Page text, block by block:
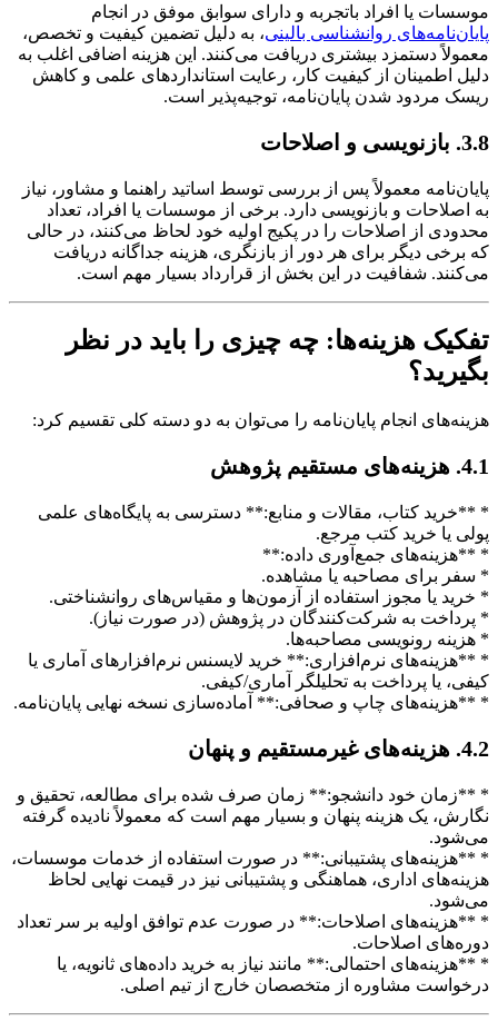
موسسات یا افراد باتجربه و دارای سوابق موفق در انجام
پایان‌نامه‌های روانشناسی بالینی، به دلیل تضمین کیفیت و تخصص،
معمولاً دستمزد بیشتری دریافت می‌کنند. این هزینه اضافی اغلب به
دلیل اطمینان از کیفیت کار، رعایت استانداردهای علمی و کاهش
ریسک مردود شدن پایان‌نامه، توجیه‌پذیر است.
3.8. بازنویسی و اصلاحات
پایان‌نامه معمولاً پس از بررسی توسط اساتید راهنما و مشاور، نیاز
به اصلاحات و بازنویسی دارد. برخی از موسسات یا افراد، تعداد
محدودی از اصلاحات را در پکیج اولیه خود لحاظ می‌کنند، در حالی
که برخی دیگر برای هر دور از بازنگری، هزینه جداگانه دریافت
می‌کنند. شفافیت در این بخش از قرارداد بسیار مهم است.
تفکیک هزینه‌ها: چه چیزی را باید در نظر
بگیرید؟
هزینه‌های انجام پایان‌نامه را می‌توان به دو دسته کلی تقسیم کرد:
4.1. هزینه‌های مستقیم پژوهش
* **خرید کتاب، مقالات و منابع:** دسترسی به پایگاه‌های علمی
پولی یا خرید کتب مرجع.
* **هزینه‌های جمع‌آوری داده:**
* سفر برای مصاحبه یا مشاهده.
* خرید یا مجوز استفاده از آزمون‌ها و مقیاس‌های روانشناختی.
* پرداخت به شرکت‌کنندگان در پژوهش (در صورت نیاز).
* هزینه رونویسی مصاحبه‌ها.
* **هزینه‌های نرم‌افزاری:** خرید لایسنس نرم‌افزارهای آماری یا
کیفی، یا پرداخت به تحلیلگر آماری/کیفی.
* **هزینه‌های چاپ و صحافی:** آماده‌سازی نسخه نهایی پایان‌نامه.
4.2. هزینه‌های غیرمستقیم و پنهان
* **زمان خود دانشجو:** زمان صرف شده برای مطالعه، تحقیق و
نگارش، یک هزینه پنهان و بسیار مهم است که معمولاً نادیده گرفته
می‌شود.
* **هزینه‌های پشتیبانی:** در صورت استفاده از خدمات موسسات،
هزینه‌های اداری، هماهنگی و پشتیبانی نیز در قیمت نهایی لحاظ
می‌شود.
* **هزینه‌های اصلاحات:** در صورت عدم توافق اولیه بر سر تعداد
دوره‌های اصلاحات.
* **هزینه‌های احتمالی:** مانند نیاز به خرید داده‌های ثانویه، یا
درخواست مشاوره از متخصصان خارج از تیم اصلی.